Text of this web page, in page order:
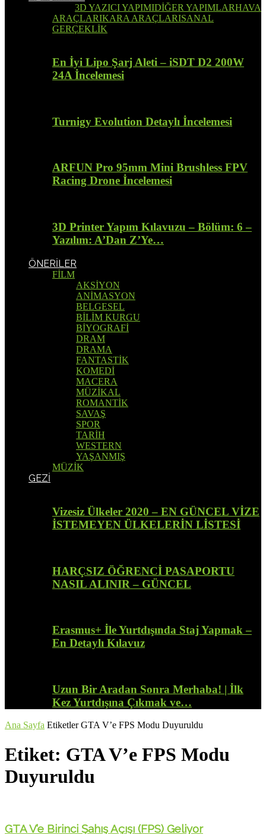
3D YAZICI YAPIMIDİĞER YAPIMLARHAVA
ARAÇLARIKARA ARAÇLARISANAL
GERÇEKLİK
En İyi Lipo Şarj Aleti – iSDT D2 200W
24A İncelemesi
Turnigy Evolution Detaylı İncelemesi
ARFUN Pro 95mm Mini Brushless FPV
Racing Drone İncelemesi
3D Printer Yapım Kılavuzu – Bölüm: 6 –
Yazılım: A’Dan Z’Ye…
ÖNERİLER
FİLM
AKSİYON
ANİMASYON
BELGESEL
BİLİM KURGU
BİYOGRAFİ
DRAM
DRAMA
FANTASTİK
KOMEDİ
MACERA
MÜZİKAL
ROMANTİK
SAVAŞ
SPOR
TARİH
WESTERN
YAŞANMIŞ
MÜZİK
GEZİ
Vizesiz Ülkeler 2020 – EN GÜNCEL VİZE
İSTEMEYEN ÜLKELERİN LİSTESİ
HARÇSIZ ÖĞRENCİ PASAPORTU
NASIL ALINIR – GÜNCEL
Erasmus+ İle Yurtdışında Staj Yapmak –
En Detaylı Kılavuz
Uzun Bir Aradan Sonra Merhaba! | İlk
Kez Yurtdışına Çıkmak ve…
Ana Sayfa Etiketler GTA V’e FPS Modu Duyuruldu
Etiket: GTA V’e FPS Modu
Duyuruldu
GTA V’e Birinci Şahış Açışı (FPS) Geliyor